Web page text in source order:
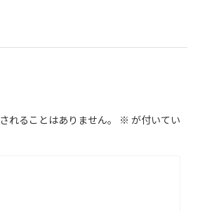
れることはありません。 ※ が付いてい